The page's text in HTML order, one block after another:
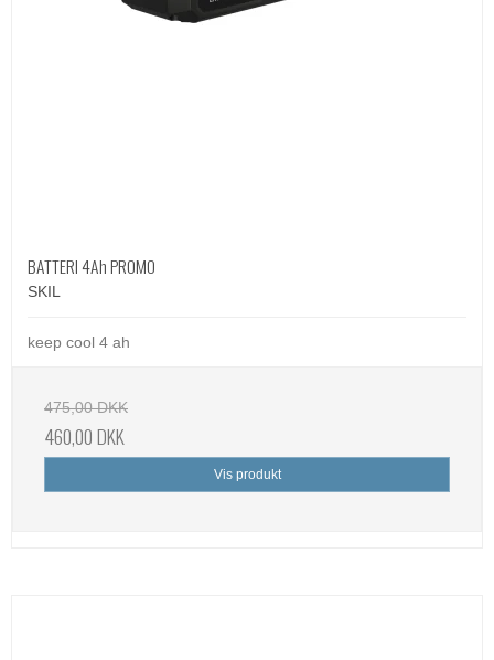
BATTERI 4Ah PROMO
SKIL
keep cool 4 ah
475,00 DKK
460,00 DKK
Vis produkt